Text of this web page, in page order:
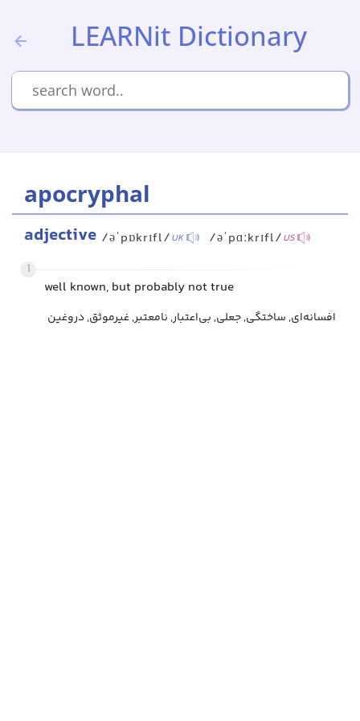
LEARNit Dictionary
apocryphal
adjective /əˈpɒkrɪfl/UK /əˈpɑːkrɪfl/US
1
well known, but probably not true
افسانه‌ای, ساختگی, جعلی, بی‌اعتبار, نامعتبر, غیرموثق, دروغین